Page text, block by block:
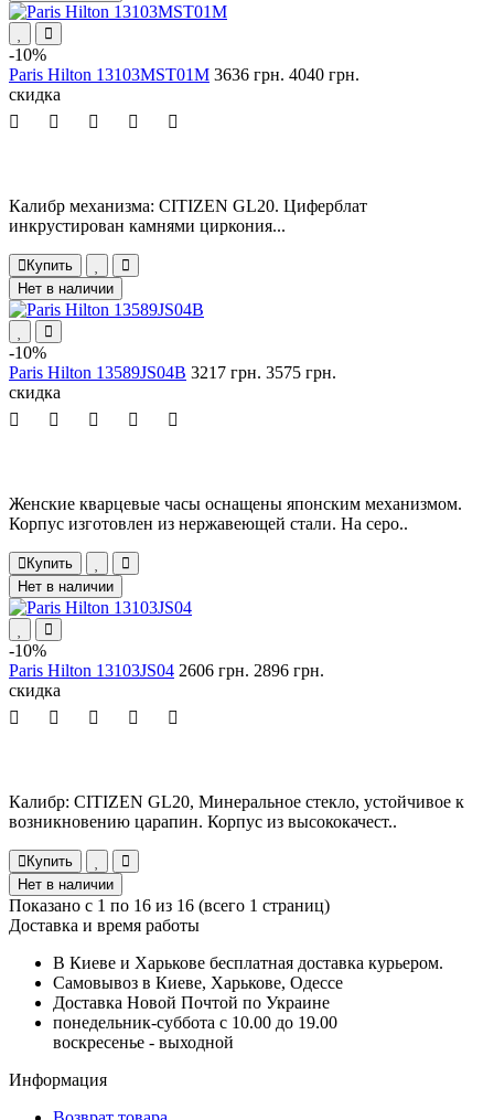
-10%
Paris Hilton 13103MST01M 3636 грн. 4040 грн.
скидка
Калибр механизма: CITIZEN GL20. Циферблат
инкрустирован камнями циркония...
Купить
Нет в наличии
-10%
Paris Hilton 13589JS04B 3217 грн. 3575 грн.
скидка
Женские кварцевые часы оснащены японским механизмом.
Корпус изготовлен из нержавеющей стали. На серо..
Купить
Нет в наличии
-10%
Paris Hilton 13103JS04 2606 грн. 2896 грн.
скидка
Калибр: CITIZEN GL20, Минеральное стекло, устойчивое к
возникновению царапин. Корпус из высококачест..
Купить
Нет в наличии
Показано с 1 по 16 из 16 (всего 1 страниц)
Доставка и время работы
В Киеве и Харькове бесплатная доставка курьером.
Самовывоз в Киеве, Харькове, Одессе
Доставка Новой Почтой по Украине
понедельник-суббота с 10.00 до 19.00
воскресенье - выходной
Информация